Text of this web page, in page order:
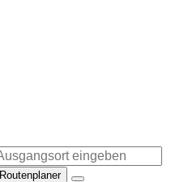
Routenplaner